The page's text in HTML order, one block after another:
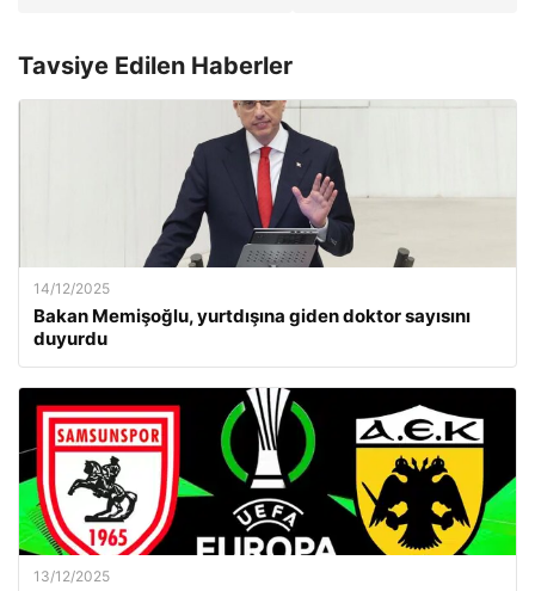
Tavsiye Edilen Haberler
14/12/2025
Bakan Memişoğlu, yurtdışına giden doktor sayısını
duyurdu
13/12/2025